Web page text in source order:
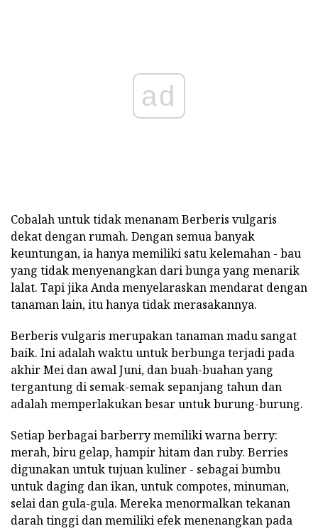
ad
Cobalah untuk tidak menanam Berberis vulgaris
dekat dengan rumah. Dengan semua banyak
keuntungan, ia hanya memiliki satu kelemahan - bau
yang tidak menyenangkan dari bunga yang menarik
lalat. Tapi jika Anda menyelaraskan mendarat dengan
tanaman lain, itu hanya tidak merasakannya.
Berberis vulgaris merupakan tanaman madu sangat
baik. Ini adalah waktu untuk berbunga terjadi pada
akhir Mei dan awal Juni, dan buah-buahan yang
tergantung di semak-semak sepanjang tahun dan
adalah memperlakukan besar untuk burung-burung.
Setiap berbagai barberry memiliki warna berry:
merah, biru gelap, hampir hitam dan ruby. Berries
digunakan untuk tujuan kuliner - sebagai bumbu
untuk daging dan ikan, untuk compotes, minuman,
selai dan gula-gula. Mereka menormalkan tekanan
darah tinggi dan memiliki efek menenangkan pada